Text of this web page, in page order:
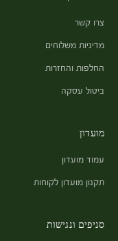
צרו קשר
מדיניות משלוחים
החלפות והחזרות
ביטול עסקה
מועדון
עמוד מועדון
תקנון מועדון לקוחות
סניפים ונגישות